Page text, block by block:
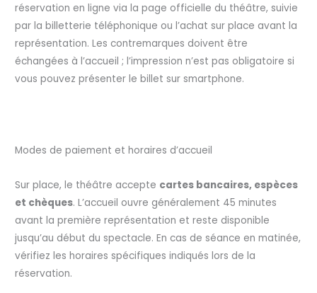
réservation en ligne via la page officielle du théâtre, suivie
par la billetterie téléphonique ou l’achat sur place avant la
représentation. Les contremarques doivent être
échangées à l’accueil ; l’impression n’est pas obligatoire si
vous pouvez présenter le billet sur smartphone.
Modes de paiement et horaires d’accueil
Sur place, le théâtre accepte cartes bancaires, espèces
et chèques. L’accueil ouvre généralement 45 minutes
avant la première représentation et reste disponible
jusqu’au début du spectacle. En cas de séance en matinée,
vérifiez les horaires spécifiques indiqués lors de la
réservation.